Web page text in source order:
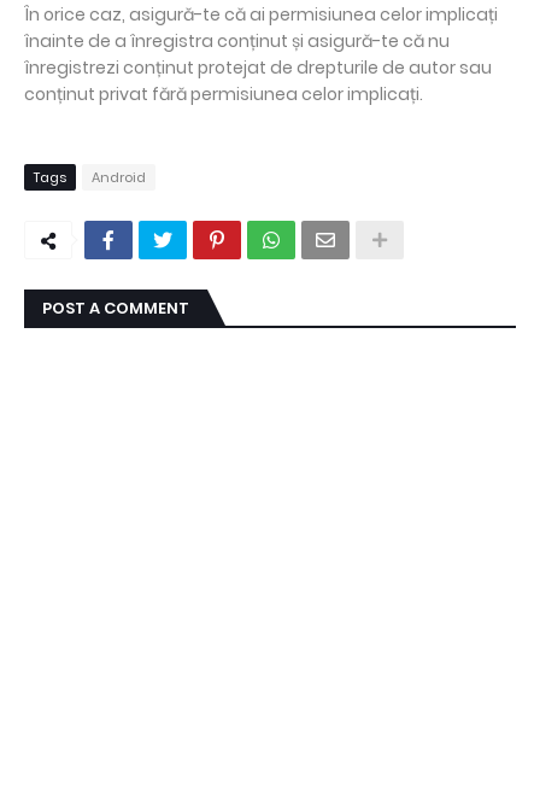
În orice caz, asigură-te că ai permisiunea celor implicați
înainte de a înregistra conținut și asigură-te că nu
înregistrezi conținut protejat de drepturile de autor sau
conținut privat fără permisiunea celor implicați.
Tags Android
POST A COMMENT